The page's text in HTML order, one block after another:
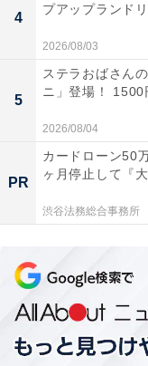
4
プアップランド
2026/08/03
5
ステラおばさん
ニ」登場！
2026/08/04
PR
カードローン50
ヶ月停止して『
渋谷法務総合事務所